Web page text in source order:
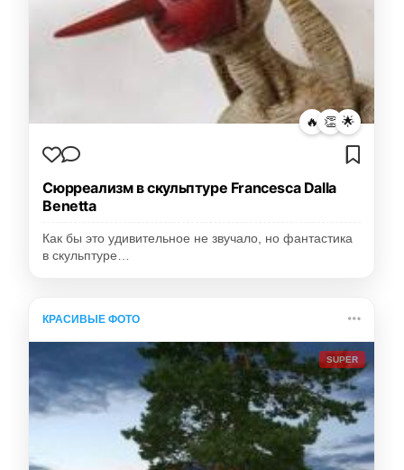
🔥 👏 🌟
Сюрреализм в скульптуре Francesca Dalla
Benetta
Как бы это удивительное не звучало, но фантастика
в скульптуре…
КРАСИВЫЕ ФОТО
SUPER